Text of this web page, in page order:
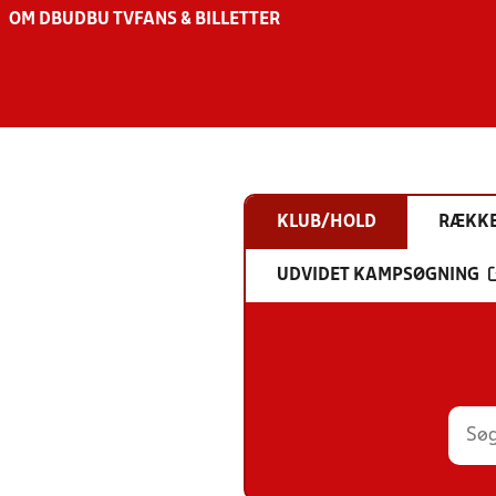
OM DBU DBU TV FANS & BILLETTER
KLUB/HOLD
UDVIDET KAMPSØGNING